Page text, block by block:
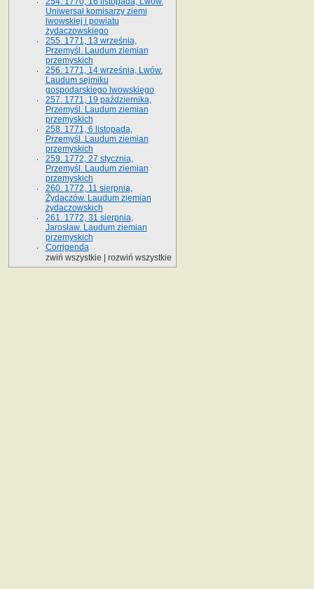
Uniwersał komisarzy ziemi
lwowskiej i powiatu
żydaczowskiego
255. 1771, 13 września,
Przemyśl. Laudum ziemian
przemyskich
256. 1771, 14 września, Lwów.
Laudum sejmiku
gospodarskiego lwowskiego
257. 1771, 19 października,
Przemyśl. Laudum ziemian
przemyskich
258. 1771, 6 listopada,
Przemyśl. Laudum ziemian
przemyskich
259. 1772, 27 stycznia,
Przemyśl. Laudum ziemian
przemyskich
260. 1772, 11 sierpnia,
Żydaczów. Laudum ziemian
żydaczowskich
261. 1772, 31 sierpnia,
Jarosław. Laudum ziemian
przemyskich
Corrigenda
zwiń wszystkie
rozwiń wszystkie